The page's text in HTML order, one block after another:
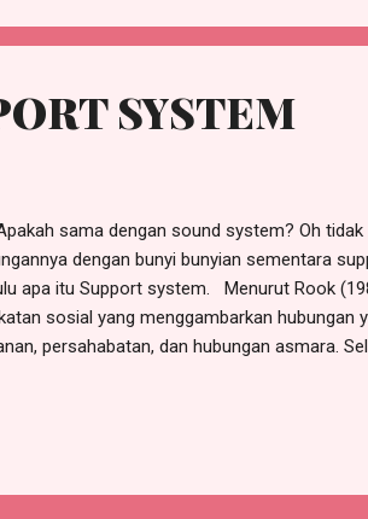
(WHO) menyatakan bahwa yang
bipolar, skizofrenia dan p...
SYSTEM
sama dengan sound system? Oh
dengan bunyi bunyian sementara
apa itu Support system. Menurut Rook
sosial yang menggambarkan hubungan
persahabatan, dan hubungan asmara.
situasi yang sulit, support system
orang terdekat. Padahal, diri sendiri juga